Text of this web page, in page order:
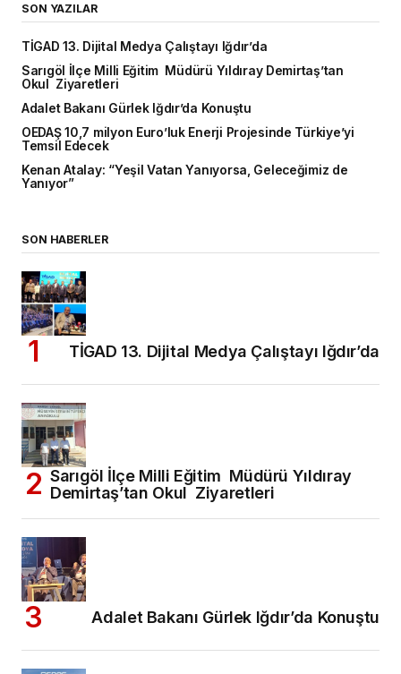
SON YAZILAR
TİGAD 13. Dijital Medya Çalıştayı Iğdır’da
Sarıgöl İlçe Milli Eğitim Müdürü Yıldıray Demirtaş’tan
Okul Ziyaretleri
Adalet Bakanı Gürlek Iğdır’da Konuştu
OEDAŞ 10,7 milyon Euro’luk Enerji Projesinde Türkiye’yi
Temsil Edecek
Kenan Atalay: “Yeşil Vatan Yanıyorsa, Geleceğimiz de
Yanıyor”
SON HABERLER
TİGAD 13. Dijital Medya Çalıştayı Iğdır’da
Sarıgöl İlçe Milli Eğitim Müdürü Yıldıray
Demirtaş’tan Okul Ziyaretleri
Adalet Bakanı Gürlek Iğdır’da Konuştu